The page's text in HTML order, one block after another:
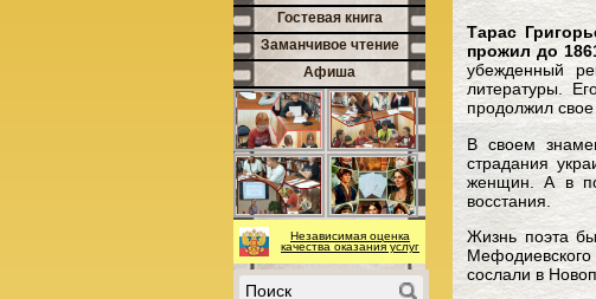
Тарас
прожил до
убежденный
литературы.
продолжил
В своем
страдания
женщин. А в
восстания.
Жизнь поэта
сослали в
Гостевая книга
Заманчивое чтение
Афиша
Независимая оценка
качества оказания услуг